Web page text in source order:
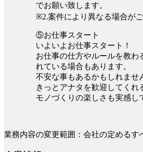
でお願い致します。
※2.案件により異なる場合がご
⑤お仕事スタート
いよいよお仕事スタート！
お仕事の仕方やルールを教わ
れている場合もあります。
不安な事もあるかもしれませ
きっとアナタを歓迎してくれ
モノづくりの楽しさも実感し
業務内容の変更範囲：会社の定めるす